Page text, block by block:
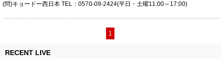
(問)キョードー西日本 TEL：0570-09-2424(平日・土曜11:00～17:00)
1
RECENT LIVE